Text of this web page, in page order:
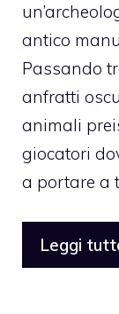
antico
Passando
anfratti
animali
giocatori
a portare a
Leggi